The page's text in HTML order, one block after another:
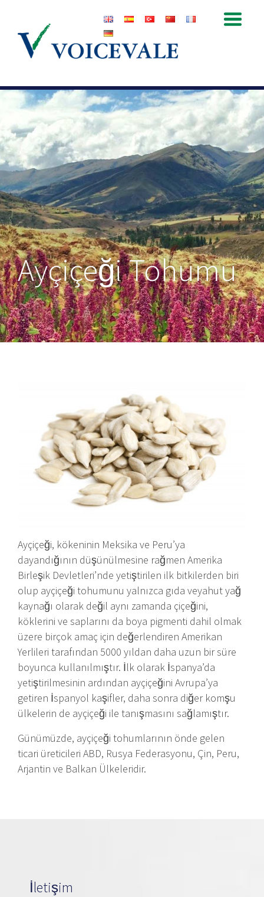
Ayçiçeği Tohumu
Ayçiçeği, kökeninin Meksika ve Peru’ya
dayandığının düşünülmesine rağmen Amerika
Birleşik Devletleri’nde yetiştirilen ilk bitkilerden biri
olup ayçiçeği tohumunu yalnızca gıda veyahut yağ
kaynağı olarak değil aynı zamanda çiçeğini,
köklerini ve saplarını da boya pigmenti dahil olmak
üzere birçok amaç için değerlendiren Amerikan
Yerlileri tarafından 5000 yıldan daha uzun bir süre
boyunca kullanılmıştır. İlk olarak İspanya’da
yetiştirilmesinin ardından ayçiçeğini Avrupa’ya
getiren İspanyol kaşifler, daha sonra diğer komşu
ülkelerin de ayçiçeği ile tanışmasını sağlamıştır.
Günümüzde, ayçiçeği tohumlarının önde gelen
ticari üreticileri ABD, Rusya Federasyonu, Çin, Peru,
Arjantin ve Balkan Ülkeleridir.
İletişim